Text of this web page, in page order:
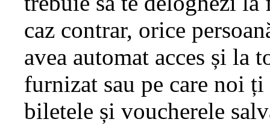
caz contrar, orice
avea automat acces și la
furnizat sau pe care noi
biletele și voucherele